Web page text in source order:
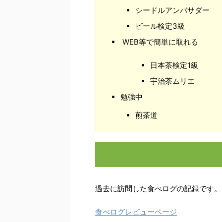
シードルアンバサダー
ビール検定3級
WEB等で簡単に取れる
日本茶検定1級
宇治茶ムリエ
勉強中
煎茶道
過去に訪問した食べログの記録です。
食べログレビューページ